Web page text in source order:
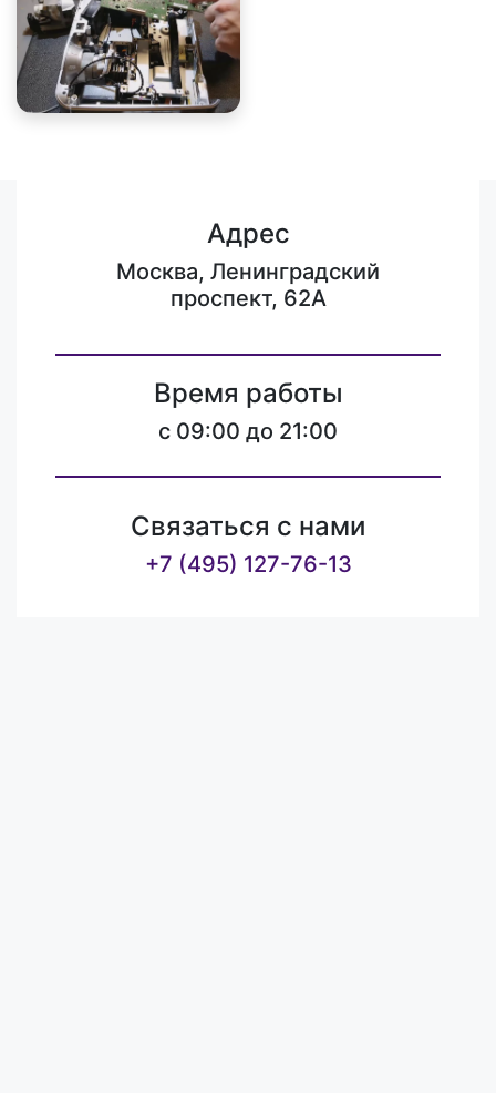
Адрес
Москва, Ленинградский
проспект, 62А
Время работы
c 09:00 до 21:00
Связаться с нами
+7 (495) 127-76-13